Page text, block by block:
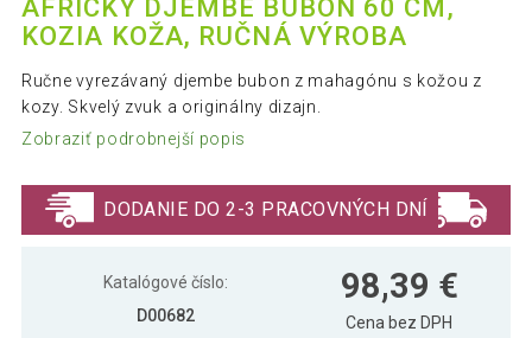
AFRICKÝ DJEMBE BUBON 60 CM,
KOZIA KOŽA, RUČNÁ VÝROBA
Ručne vyrezávaný djembe bubon z mahagónu s kožou z
kozy. Skvelý zvuk a originálny dizajn.
Zobraziť podrobnejší popis
DODANIE DO 2-3 PRACOVNÝCH DNÍ
Katalógové číslo:
D00682
98,39 €
Cena bez DPH